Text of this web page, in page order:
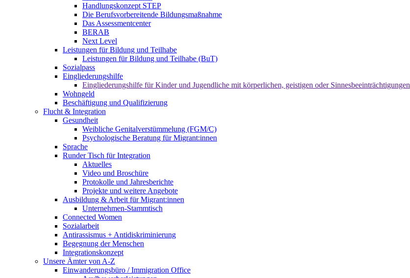
Handlungskonzept STEP
Die Berufsvorbereitende Bildungsmaßnahme
Das Assessmentcenter
BERAB
Next Level
Leistungen für Bildung und Teilhabe
Leistungen für Bildung und Teilhabe (BuT)
Sozialpass
Eingliederungshilfe
Eingliederungshilfe für Kinder und Jugendliche mit körperlichen, geistigen oder Sinnesbeeinträchtigungen
Wohngeld
Beschäftigung und Qualifizierung
Flucht & Integration
Gesundheit
Weibliche Genitalverstümmelung (FGM/C)
Psychologische Beratung für Migrant:innen
Sprache
Runder Tisch für Integration
Aktuelles
Video und Broschüre
Protokolle und Jahresberichte
Projekte und weitere Angebote
Ausbildung & Arbeit für Migrant:innen
Unternehmen-Stammtisch
Connected Women
Sozialarbeit
Antirassismus + Antidiskriminierung
Begegnung der Menschen
Integrationskonzept
Unsere Ämter von A-Z
Einwanderungsbüro / Immigration Office